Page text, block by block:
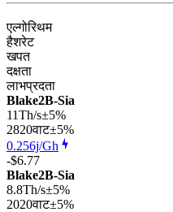
एल्गोरिथम
हैशरेट
खपत
दक्षता
लाभप्रदता
Blake2B-Sia
11Th/s±5%
2820वाट±5%
0.256j/Gh
-$6.77
Blake2B-Sia
8.8Th/s±5%
2020वाट±5%